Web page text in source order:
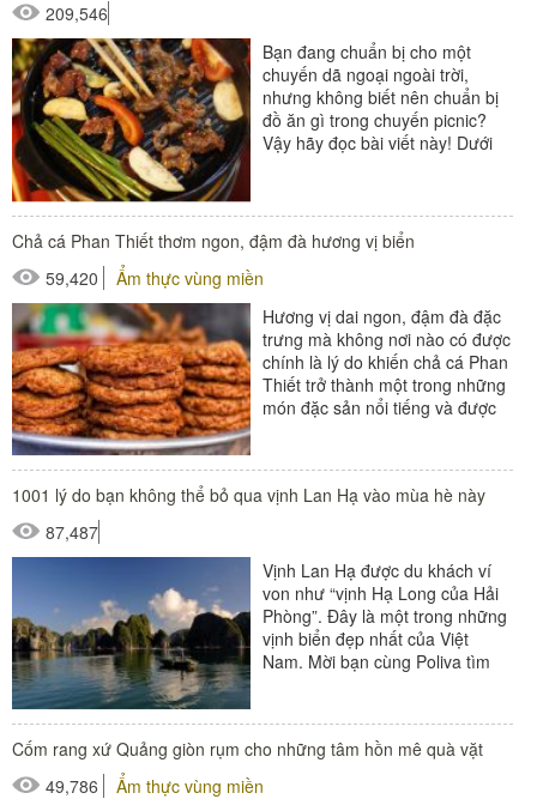
209,546
Bạn đang chuẩn bị cho một
chuyến dã ngoại ngoài trời,
nhưng không biết nên chuẩn bị
đồ ăn gì trong chuyến picnic?
Vậy hãy đọc bài viết này! Dưới
Chả cá Phan Thiết thơm ngon, đậm đà hương vị biển
59,420
Ẩm thực vùng miền
Hương vị dai ngon, đậm đà đặc
trưng mà không nơi nào có được
chính là lý do khiến chả cá Phan
Thiết trở thành một trong những
món đặc sản nổi tiếng và được
1001 lý do bạn không thể bỏ qua vịnh Lan Hạ vào mùa hè này
87,487
Vịnh Lan Hạ được du khách ví
von như “vịnh Hạ Long của Hải
Phòng”. Đây là một trong những
vịnh biển đẹp nhất của Việt
Nam. Mời bạn cùng Poliva tìm
Cốm rang xứ Quảng giòn rụm cho những tâm hồn mê quà vặt
49,786
Ẩm thực vùng miền